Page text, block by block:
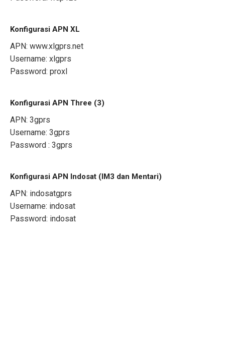
Konfigurasi APN XL
APN: www.xlgprs.net
Username: xlgprs
Password: proxl
Konfigurasi APN Three (3)
APN: 3gprs
Username: 3gprs
Password : 3gprs
Konfigurasi APN Indosat (IM3 dan Mentari)
APN: indosatgprs
Username: indosat
Password: indosat